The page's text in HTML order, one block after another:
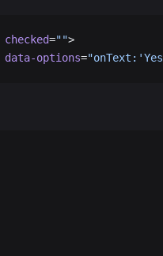
checked="">
data-options=